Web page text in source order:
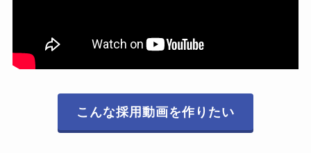
こんな採用動画を作りたい